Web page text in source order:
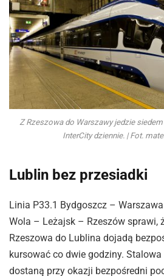
Z Rzeszowa do Warszawy jedzie
InterCity dziennie. | Fot.
Lublin bez przesiadki
Linia P33.1 Bydgoszcz –
Wola – Leżajsk – Rzeszów sprawi,
Rzeszowa do Lublina dojadą
kursować co dwie godziny.
dostaną przy okazji bezpośredni